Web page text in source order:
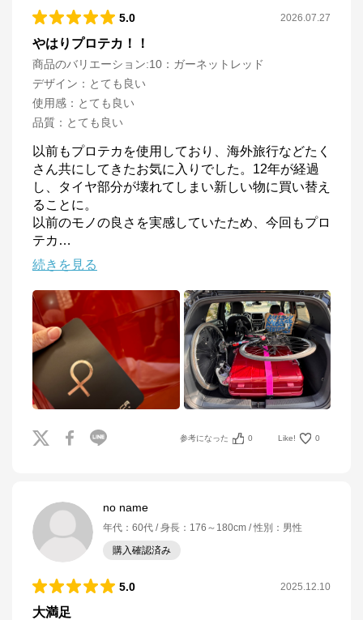
5.0 2026.07.27
やはりプロテカ！！
商品のバリエーション:10：ガーネットレッド
デザイン ： とても良い
使用感 ： とても良い
品質 ： とても良い
以前もプロテカを使用しており、海外旅行などたく
さん共にしてきたお気に入りでした。12年が経過
し、タイヤ部分が壊れてしまい新しい物に買い替え
ることに。
以前のモノの良さを実感していたため、今回もプロ
テカ …
続きを見る
参考になった 0 Like! 0
no name
年代 ： 60代 身長 ： 176～180cm 性別 ： 男性
購入確認済み
5.0 2025.12.10
大満足